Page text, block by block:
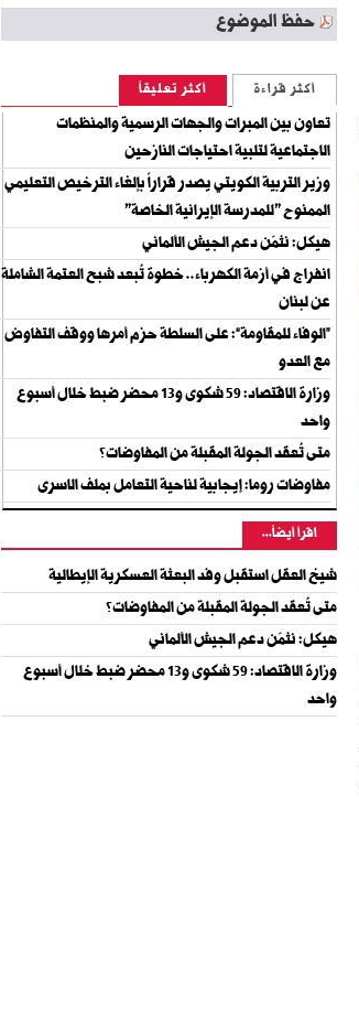
حفظ الموضوع
أكثر قراءة أكثر تعليقاً
تعاون بين المبرات والجهات الرسمية والمنظمات
الاجتماعية لتلبية احتياجات النازحين
وزير التربية الكويتي يصدر قراراً بإلغاء الترخيص التعليمي
الممنوح "للمدرسة الإيرانية الخاصة"
هيكل: نثمّن دعم الجيش الألماني
انفراج في أزمة الكهرباء.. خطوة تُبعد شبح العتمة الشاملة
عن لبنان
“الوفاء للمقاومة”: على السلطة حزم أمرها ووقف التفاوض
مع العدو
وزارة الاقتصاد: 59 شكوى و13 محضر ضبط خلال أسبوع
واحد
متى تُعقد الجولة المقبلة من المفاوضات؟
مفاوضات روما: إيجابية لناحية التعامل بملف الاسرى
اقرأ أيضاً...
شيخ العقل استقبل وفد البعثة العسكرية الإيطالية
متى تُعقد الجولة المقبلة من المفاوضات؟
هيكل: نثمّن دعم الجيش الألماني
وزارة الاقتصاد: 59 شكوى و13 محضر ضبط خلال أسبوع
واحد